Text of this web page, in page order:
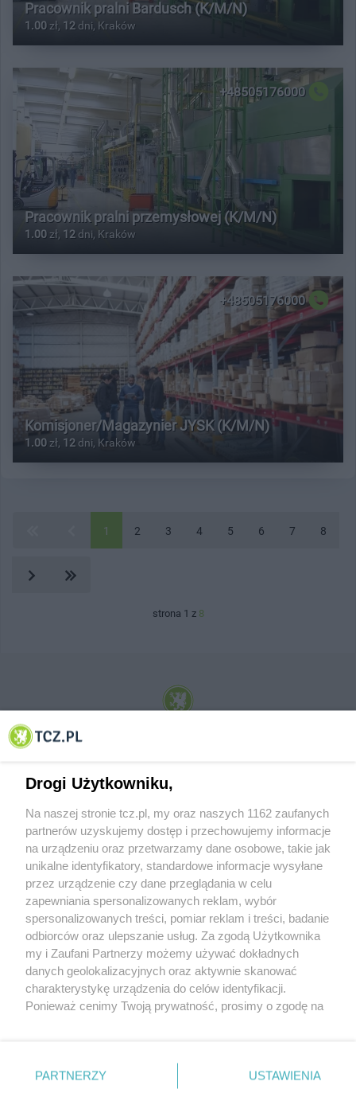
Pracownik pralni Bardusch (K/M/N)
1.00 zł, 12 dni, Kraków
+48505176000
Pracownik pralni przemysłowej (K/M/N)
1.00 zł, 12 dni, Kraków
+48505176000
Komisjoner/Magazynier JYSK (K/M/N)
1.00 zł, 12 dni, Kraków
1 2 3 4 5 6 7 8
strona 1 z 8
© 2001-2026 Tczew - TCZ.PL Sp. z o.o. Internetowy Serwis Informacyjny Miasta
O FIRMIE POLITYKA PRYWATNOŚCI HOSTING
REKLAMA WSPÓŁPRACA RSS FACEBOOK KONTAKT
Nasze serwisy
Aktualności
Tcz24
Historia miasta
Muzyka i kultura
Archiwum wydarzeń
Zdjęcia miasta
Drogi Użytkowniku,
Na naszej stronie tcz.pl, my oraz naszych 1162 zaufanych
partnerów uzyskujemy dostęp i przechowujemy informacje
na urządzeniu oraz przetwarzamy dane osobowe, takie jak
unikalne identyfikatory, standardowe informacje wysyłane
przez urządzenie czy dane przeglądania w celu
zapewniania spersonalizowanych reklam, wybór
spersonalizowanych treści, pomiar reklam i treści, badanie
odbiorców oraz ulepszanie usług. Za zgodą Użytkownika
my i Zaufani Partnerzy możemy używać dokładnych
danych geolokalizacyjnych oraz aktywnie skanować
charakterystykę urządzenia do celów identyfikacji.
Ponieważ cenimy Twoją prywatność, prosimy o zgodę na
znajdujący się w lewym dolnym rogu strony
. Niektóre
PARTNERZY USTAWIENIA